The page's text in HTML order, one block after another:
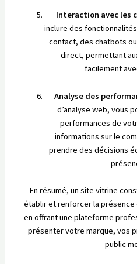
Interaction avec les
inclure des
contact, des chatbots
direct, permettant
facilement
Analyse des
d’analyse web, vous
performances de
informations sur le
prendre des décisions
En résumé, un site vitrine
établir et renforcer la
en offrant une plateforme
présenter votre marque, vos
public